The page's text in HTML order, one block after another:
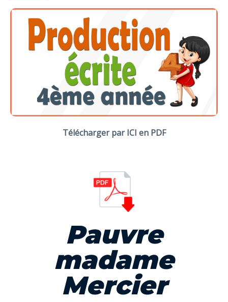
Télécharger par ICI en PDF
Pauvre
madame
Mercier